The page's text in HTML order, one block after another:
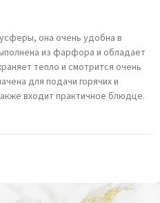
она очень удобна в
из фарфора и обладает
тепло и смотрится очень
для подачи горячих и
входит практичное блюдце.